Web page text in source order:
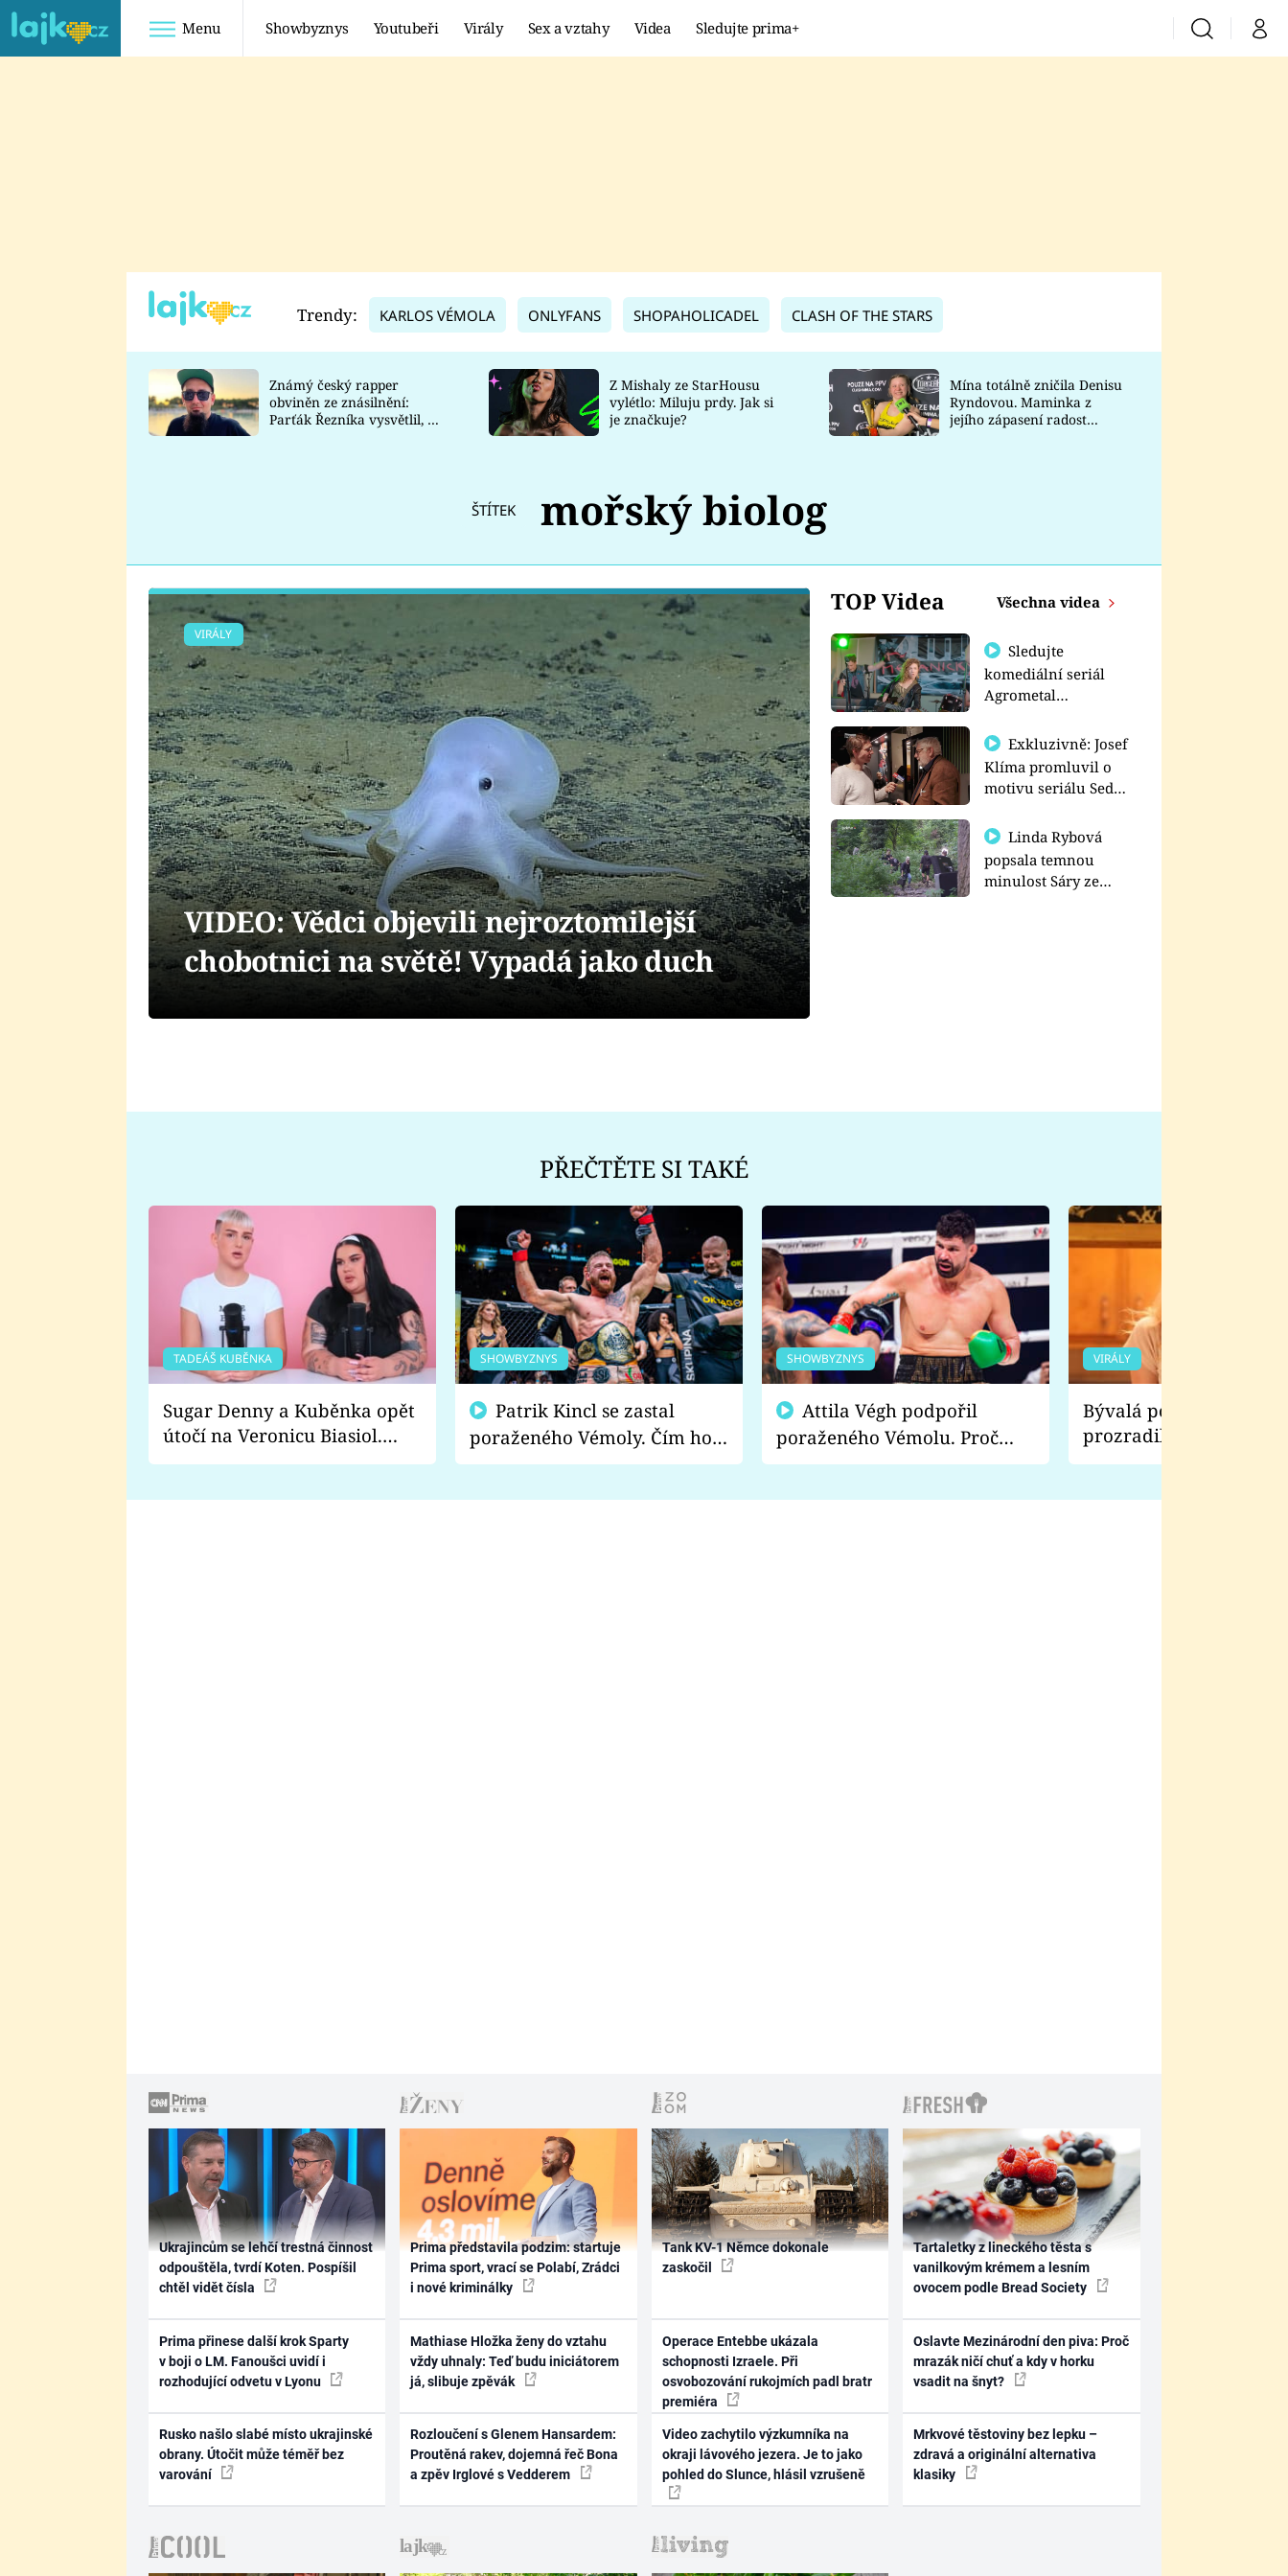
Menu Showbyznys Youtubeři Virály Sex a vztahy Videa Sledujte prima+ VyhledáváníMůj
TADEÁŠ KUBĚNKA
DATEL
Prima Lajk
Sledujte nás
Trendy: KARLOS VÉMOLA ONLYFANS SHOPAHOLICADEL CLASH OF THE STARS
Známý český rapper
obviněn ze znásilnění:
Parťák Řezníka vysvětlil, co
Z Mishaly ze StarHousu
vylétlo: Miluju prdy. Jak si
je značkuje?
Mína totálně zničila Denisu
Ryndovou. Maminka z
jejího zápasení radost
ŠTÍTEK mořský biolog
TOP Videa Všechna videa
Sledujte
komediální seriál
Agrometal
prima+
Exkluzivně: Josef
Klíma promluvil o
motivu seriálu Sedm
Linda Rybová
popsala temnou
minulost Sáry ze
VIRÁLY
VIDEO: Vědci objevili nejroztomilejší
chobotnici na světě! Vypadá jako duch
PŘEČTĚTE SI TAKÉ
TADEÁŠ KUBĚNKA
Sugar Denny a Kuběnka opět
útočí na Veronicu Biasiol.
Proč je podle nich falešná a
SHOWBYZNYS
poraženého Vémoly. Čím ho
fanoušci naštvali?
SHOWBYZNYS
poraženého Vémolu. Proč
chce raději zápasit s ním než
VIRÁLY
Bývalá pornoherečka
prozradila, co ji
natáčení Euforie.
Ukrajincům se lehčí trestná činnost
odpouštěla, tvrdí Koten. Pospíšil
chtěl vidět čísla
Prima přinese další krok Sparty
v boji o LM. Fanoušci uvidí i
rozhodující odvetu v Lyonu
Rusko našlo slabé místo ukrajinské
obrany. Útočit může téměř bez
varování
Prima představila podzim: startuje
Prima sport, vrací se Polabí, Zrádci
i nové kriminálky
Mathiase Hložka ženy do vztahu
vždy uhnaly: Teď budu iniciátorem
já, slibuje zpěvák
Rozloučení s Glenem Hansardem:
Proutěná rakev, dojemná řeč Bona
a zpěv Irglové s Vedderem
Tank KV-1 Němce dokonale
zaskočil
Operace Entebbe ukázala
schopnosti Izraele. Při
osvobozování rukojmích padl bratr
premiéra
Video zachytilo výzkumníka na
okraji lávového jezera. Je to jako
pohled do Slunce, hlásil vzrušeně
Tartaletky z lineckého těsta s
vanilkovým krémem a lesním
ovocem podle Bread Society
Oslavte Mezinárodní den piva: Proč
mrazák ničí chuť a kdy v horku
vsadit na šnyt?
Mrkvové těstoviny bez lepku –
zdravá a originální alternativa
klasiky